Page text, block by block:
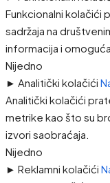
Funkcionalni kolačići
sadržaja na
informacija i
Nijedno
► Analitički kolačići
Analitički kolačići
metrike kao što su
izvori saobraćaja.
Nijedno
► Reklamni kolačići